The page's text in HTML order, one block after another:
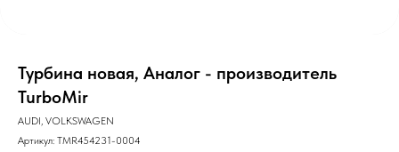
Турбина новая, Аналог - производитель
TurboMir
AUDI, VOLKSWAGEN
Артикул: TMR454231-0004